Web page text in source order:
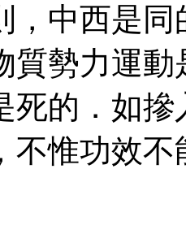
，中西是
質勢力運
死的．如
不惟功效